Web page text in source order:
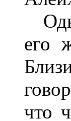
его
что